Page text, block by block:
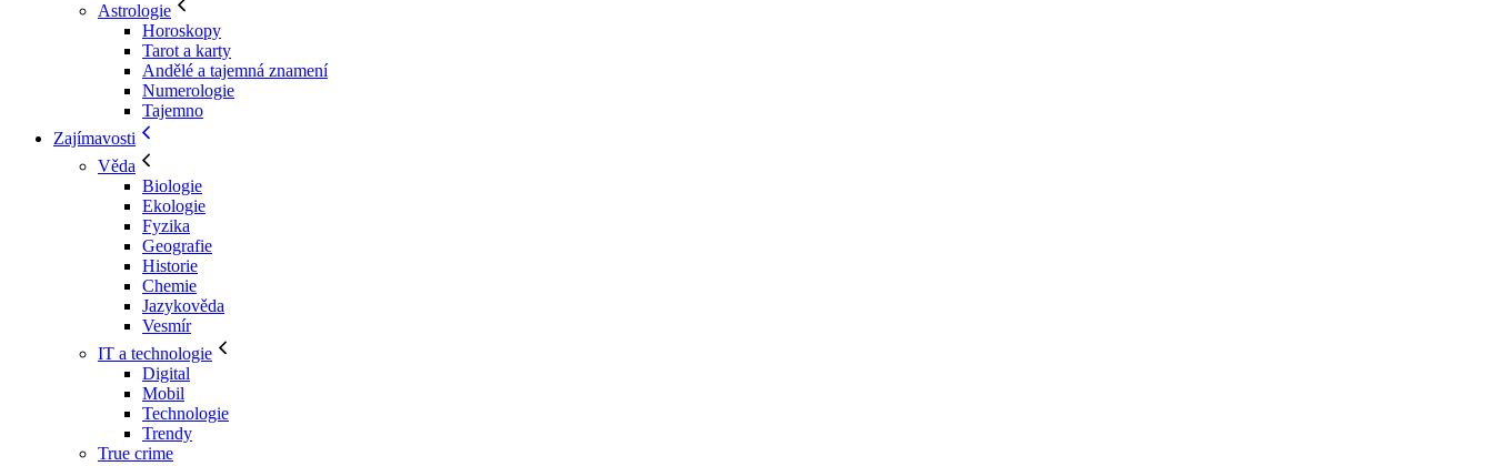
Astrologie
Horoskopy
Tarot a karty
Andělé a tajemná znamení
Numerologie
Tajemno
Zajímavosti
Věda
Biologie
Ekologie
Fyzika
Geografie
Historie
Chemie
Jazykověda
Vesmír
IT a technologie
Digital
Mobil
Technologie
Trendy
True crime